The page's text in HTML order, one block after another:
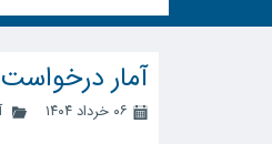
آمار درخواست
۰۶ خرداد ۱۴۰۴